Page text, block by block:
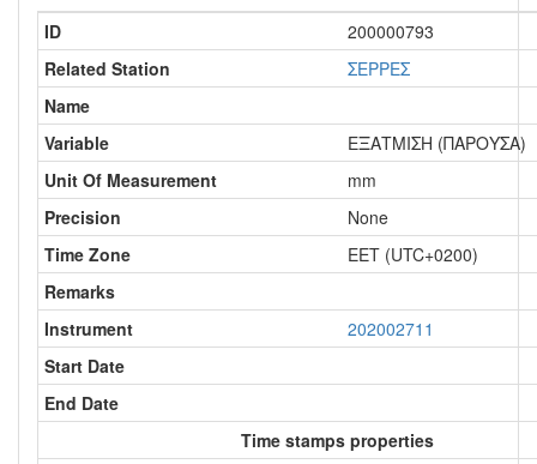
ID
200000793
Related Station
ΣΕΡΡΕΣ
Name
Variable
ΕΞΑΤΜΙΣΗ (ΠΑΡΟΥΣΑ)
Unit Of Measurement
mm
Precision
None
Time Zone
EET (UTC+0200)
Remarks
Instrument
202002711
Start Date
End Date
Time stamps properties